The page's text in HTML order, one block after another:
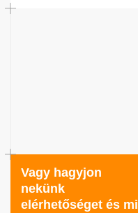
Vagy hagyjon
nekünk
elérhetőséget és mi